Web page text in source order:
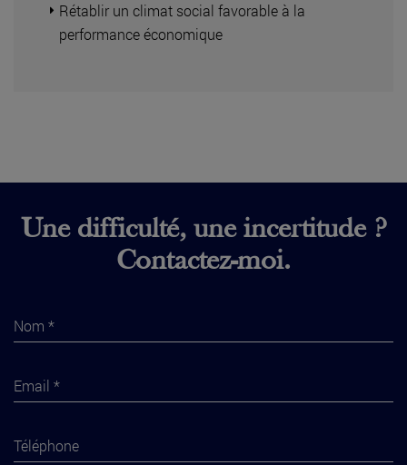
Rétablir un climat social favorable à la
performance économique
Une difficulté, une incertitude ?
Contactez-moi.